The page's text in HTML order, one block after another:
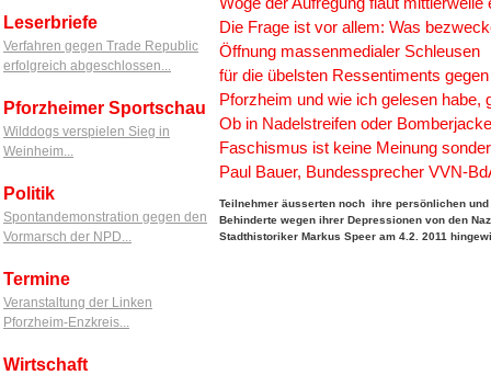
Leserbriefe
Verfahren gegen Trade Republic
erfolgreich abgeschlossen...
Pforzheimer Sportschau
Wilddogs verspielen Sieg in
Weinheim...
Politik
Spontandemonstration gegen den
Vormarsch der NPD...
Termine
Veranstaltung der Linken
Pforzheim-Enzkreis...
Wirtschaft
Die Frage ist vor allem: Was
Öffnung massenmedialer Schleusen
für die übelsten Ressentiments
Pforzheim und wie ich gelesen
Ob in Nadelstreifen oder
Faschismus ist keine Meinung
Paul Bauer, Bundessprecher VVN-
Teilnehmer äusserten noch ihre persönlichen
Behinderte wegen ihrer Depressionen von den
Stadthistoriker Markus Speer am 4.2. 2011